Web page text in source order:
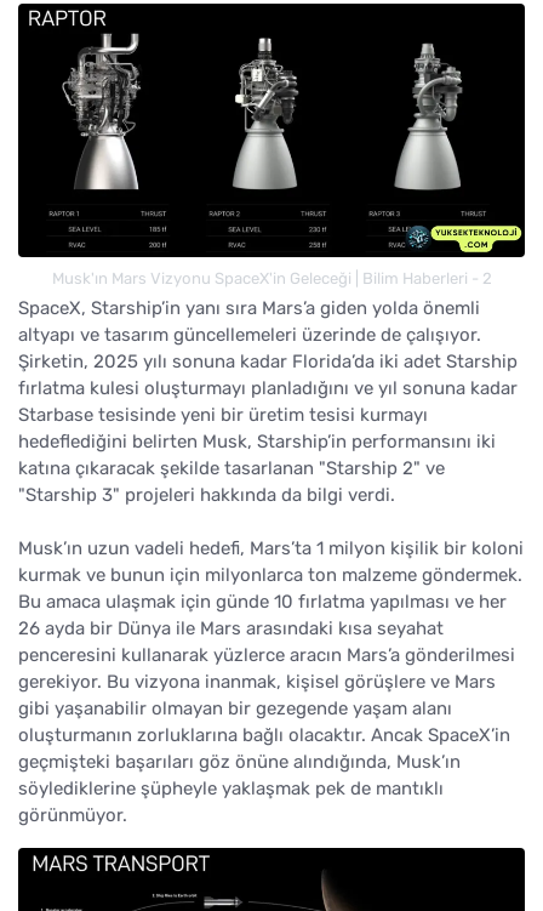
Musk'ın Mars Vizyonu SpaceX'in Geleceği | Bilim Haberleri - 2
SpaceX, Starship’in yanı sıra Mars’a giden yolda önemli
altyapı ve tasarım güncellemeleri üzerinde de çalışıyor.
Şirketin, 2025 yılı sonuna kadar Florida’da iki adet Starship
fırlatma kulesi oluşturmayı planladığını ve yıl sonuna kadar
Starbase tesisinde yeni bir üretim tesisi kurmayı
hedeflediğini belirten Musk, Starship’in performansını iki
katına çıkaracak şekilde tasarlanan "Starship 2" ve
"Starship 3" projeleri hakkında da bilgi verdi.
Musk’ın uzun vadeli hedefi, Mars’ta 1 milyon kişilik bir koloni
kurmak ve bunun için milyonlarca ton malzeme göndermek.
Bu amaca ulaşmak için günde 10 fırlatma yapılması ve her
26 ayda bir Dünya ile Mars arasındaki kısa seyahat
penceresini kullanarak yüzlerce aracın Mars’a gönderilmesi
gerekiyor. Bu vizyona inanmak, kişisel görüşlere ve Mars
gibi yaşanabilir olmayan bir gezegende yaşam alanı
oluşturmanın zorluklarına bağlı olacaktır. Ancak SpaceX’in
geçmişteki başarıları göz önüne alındığında, Musk’ın
söylediklerine şüpheyle yaklaşmak pek de mantıklı
görünmüyor.